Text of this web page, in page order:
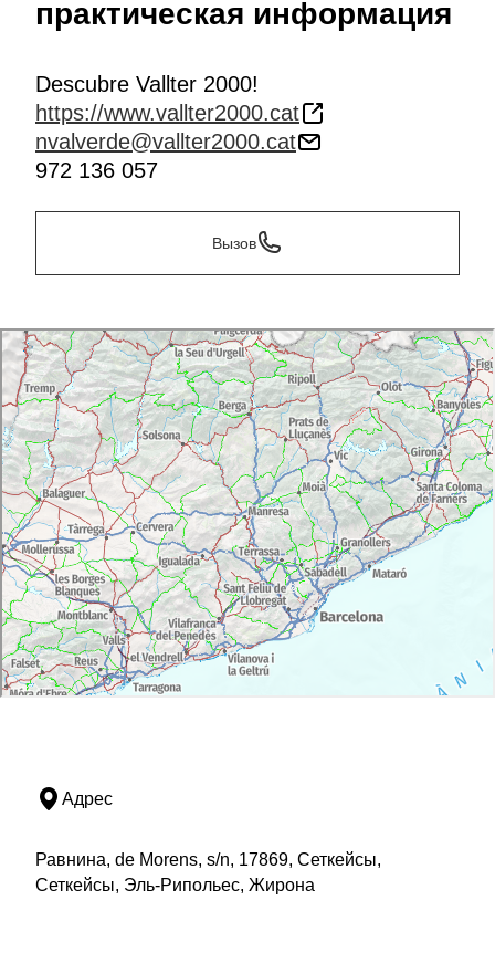
практическая информация
Descubre Vallter 2000!
https://www.vallter2000.cat
nvalverde@vallter2000.cat
972 136 057
Вызов
Адрес
Равнина, de Morens, s/n, 17869, Сеткейсы,
Сеткейсы, Эль-Рипольес, Жирона